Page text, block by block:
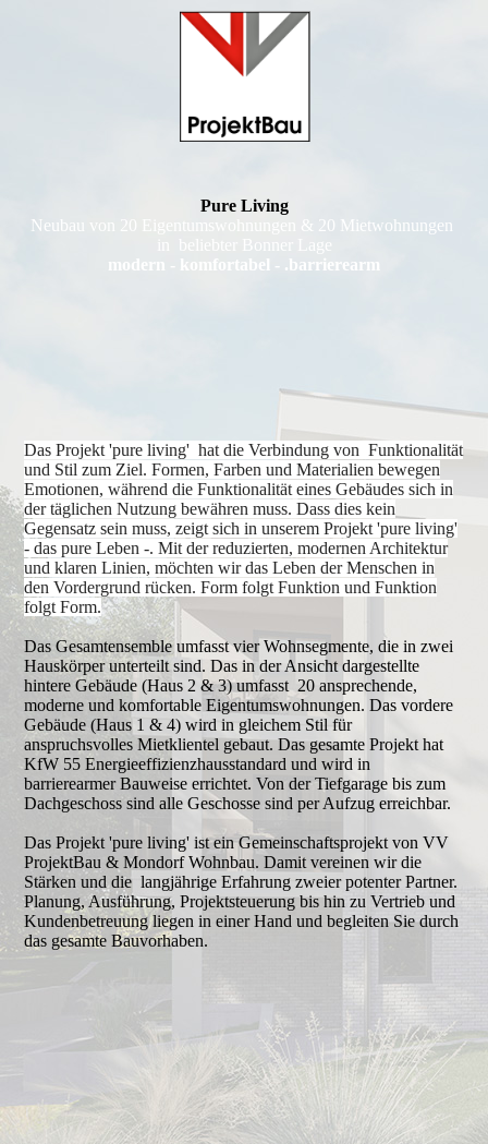
Pure Living
Neubau von 20 Eigentumswohnungen & 20 Mietwohnungen
in beliebter Bonner Lage
modern - komfortabel - .barrierearm
Das Projekt 'pure living' hat die Verbindung von Funktionalität
und Stil zum Ziel. Formen, Farben und Materialien bewegen
Emotionen, während die Funktionalität eines Gebäudes sich in
der täglichen Nutzung bewähren muss. Dass dies kein
Gegensatz sein muss, zeigt sich in unserem Projekt 'pure living'
- das pure Leben -. Mit der reduzierten, modernen Architektur
und klaren Linien, möchten wir das Leben der Menschen in
den Vordergrund rücken. Form folgt Funktion und Funktion
folgt Form.
Das Gesamtensemble umfasst vier Wohnsegmente, die in zwei
Hauskörper unterteilt sind. Das in der Ansicht dargestellte
hintere Gebäude (Haus 2 & 3) umfasst 20 ansprechende,
moderne und komfortable Eigentumswohnungen. Das vordere
Gebäude (Haus 1 & 4) wird in gleichem Stil für
anspruchsvolles Mietklientel gebaut. Das gesamte Projekt hat
KfW 55 Energieeffizienzhausstandard und wird in
barrierearmer Bauweise errichtet. Von der Tiefgarage bis zum
Dachgeschoss sind alle Geschosse sind per Aufzug erreichbar.
Das Projekt 'pure living' ist ein Gemeinschaftsprojekt von VV
ProjektBau & Mondorf Wohnbau. Damit vereinen wir die
Stärken und die langjährige Erfahrung zweier potenter Partner.
Planung, Ausführung, Projektsteuerung bis hin zu Vertrieb und
Kundenbetreuung liegen in einer Hand und begleiten Sie durch
das gesamte Bauvorhaben.